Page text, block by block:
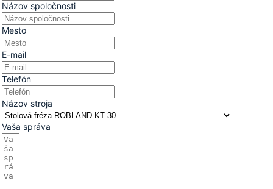
Názov spoločnosti
Mesto
E-mail
Telefón
Názov stroja
Vaša správa